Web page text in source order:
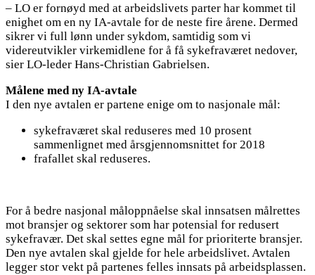
– LO er fornøyd med at arbeidslivets parter har kommet til
enighet om en ny IA-avtale for de neste fire årene. Dermed
sikrer vi full lønn under sykdom, samtidig som vi
videreutvikler virkemidlene for å få sykefraværet nedover,
sier LO-leder Hans-Christian Gabrielsen.
Målene med ny IA-avtale
I den nye avtalen er partene enige om to nasjonale mål:
sykefraværet skal reduseres med 10 prosent
sammenlignet med årsgjennomsnittet for 2018
frafallet skal reduseres.
For å bedre nasjonal måloppnåelse skal innsatsen målrettes
mot bransjer og sektorer som har potensial for redusert
sykefravær. Det skal settes egne mål for prioriterte bransjer.
Den nye avtalen skal gjelde for hele arbeidslivet. Avtalen
legger stor vekt på partenes felles innsats på arbeidsplassen.